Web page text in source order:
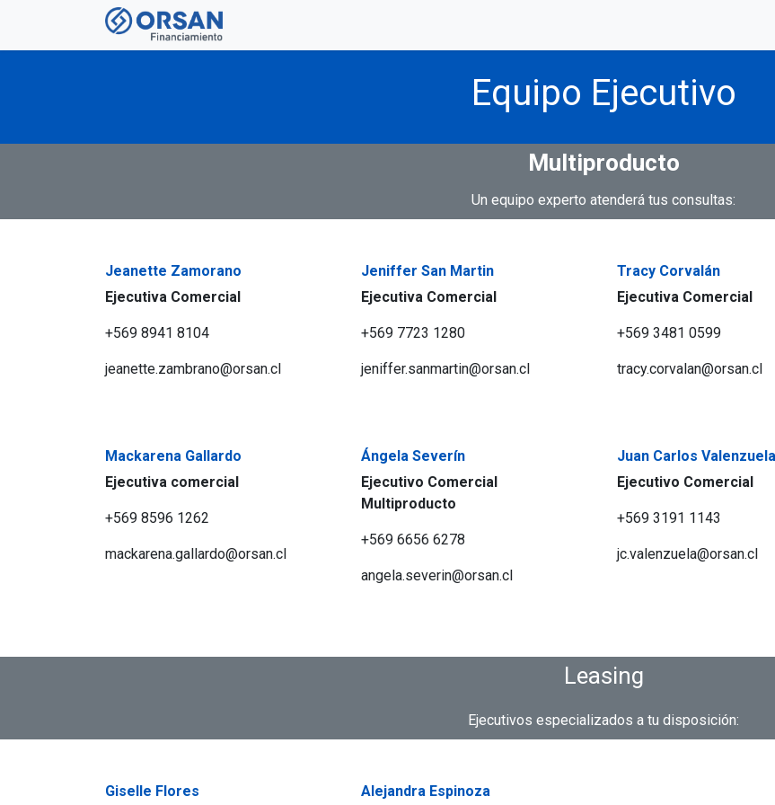
Equipo Ejecutivo
Multiproducto
Un equipo experto atenderá tus consultas:
Jeanette Zamorano
Ejecutiva Comercial
+569 8941 8104
jeanette.zambrano@orsan.cl
Jeniffer San Martin
Ejecutiva Comercial
+569 7723 1280
jeniffer.sanmartin@orsan.cl
Tracy Corvalán
Ejecutiva Comercial
+569 3481 0599
tracy.corvalan@orsan.cl
Mackarena Gallardo
Ejecutiva comercial
+569 8596 1262
mackarena.gallardo@orsan.cl
Ángela Severín
Ejecutivo Comercial
Multiproducto
+569 6656 6278
angela.severin@orsan.cl
Juan Carlos Valenzuela
Ejecutivo Comercial
+569 3191 1143
jc.valenzuela@orsan.cl
Leasing
Ejecutivos especializados a tu disposición:
Giselle Flores Alejandra Espinoza